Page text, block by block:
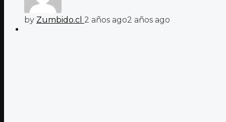
by Zumbido.cl 2 años ago2 años ago